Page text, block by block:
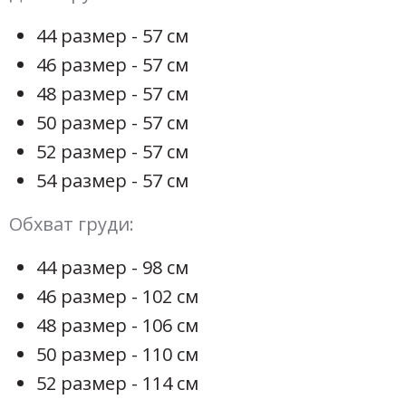
44 размер - 57 см
46 размер - 57 см
48 размер - 57 см
50 размер - 57 см
52 размер - 57 см
54 размер - 57 см
Обхват груди:
44 размер - 98 см
46 размер - 102 см
48 размер - 106 см
50 размер - 110 см
52 размер - 114 см